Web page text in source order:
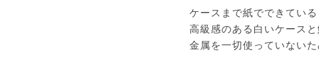
ケースまで紙でできてい
高級感のある白いケース
金属を一切使っていない